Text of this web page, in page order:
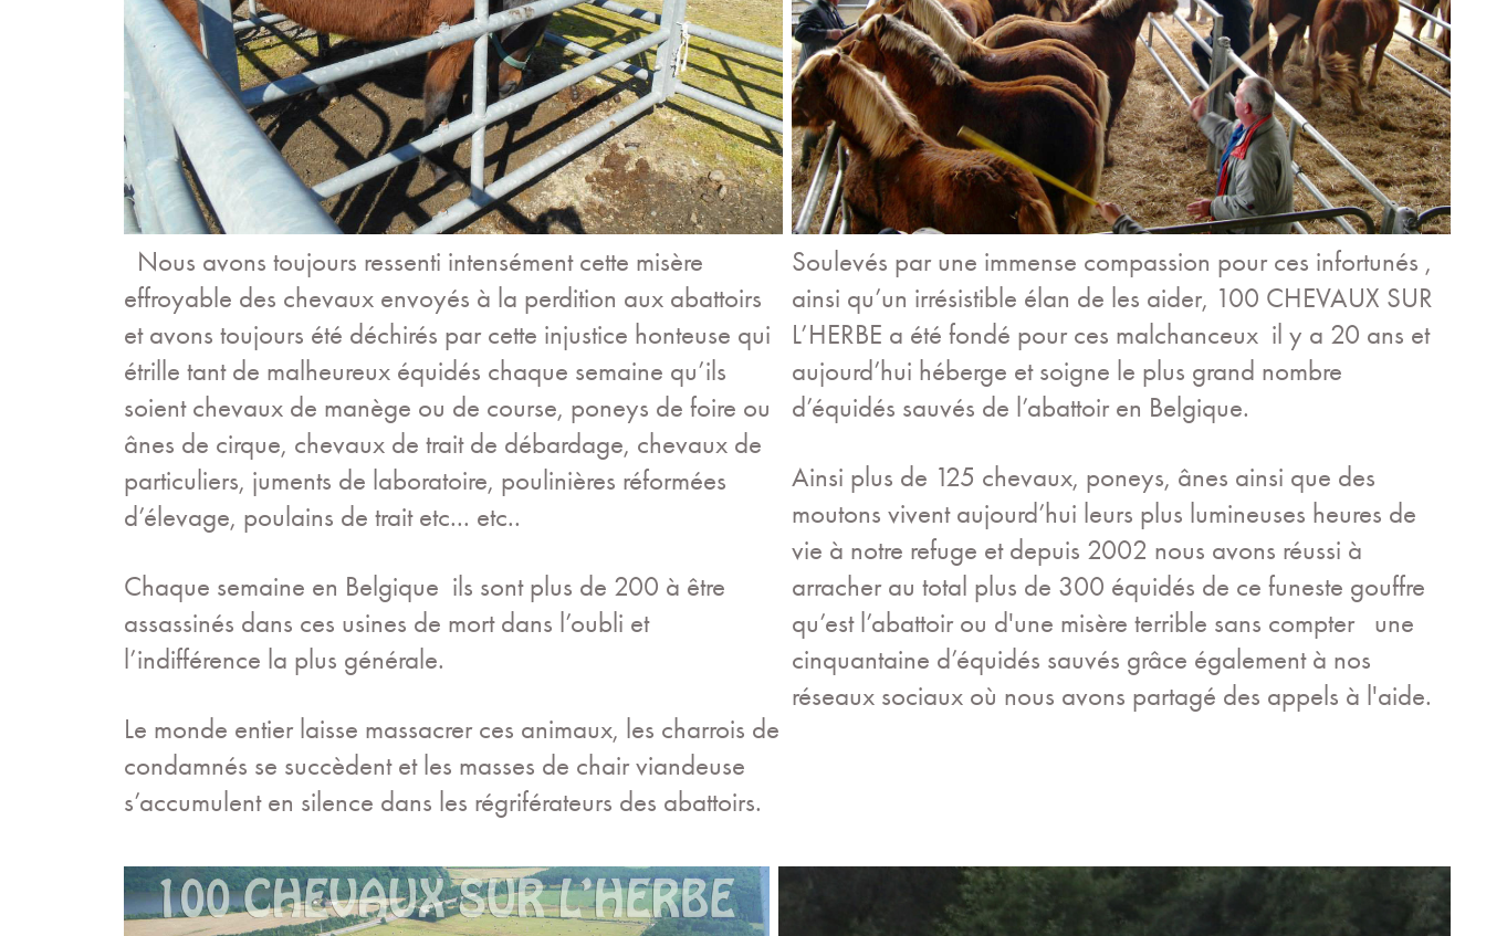
Nous avons toujours ressenti intensément cette misère
effroyable des chevaux envoyés à la perdition aux abattoirs
et avons toujours été déchirés par cette injustice honteuse qui
étrille tant de malheureux équidés chaque semaine qu’ils
soient chevaux de manège ou de course, poneys de foire ou
ânes de cirque, chevaux de trait de débardage, chevaux de
particuliers, juments de laboratoire, poulinières réformées
d’élevage, poulains de trait etc... etc..
Chaque semaine en Belgique ils sont plus de 200 à être
assassinés dans ces usines de mort dans l’oubli et
l’indifférence la plus générale.
Le monde entier laisse massacrer ces animaux, les charrois de
condamnés se succèdent et les masses de chair viandeuse
s’accumulent en silence dans les régriférateurs des abattoirs.
Soulevés par une immense compassion pour ces infortunés ,
ainsi qu’un irrésistible élan de les aider, 100 CHEVAUX SUR
L’HERBE a été fondé pour ces malchanceux il y a 20 ans et
aujourd’hui héberge et soigne le plus grand nombre
d’équidés sauvés de l’abattoir en Belgique.
Ainsi plus de 125 chevaux, poneys, ânes ainsi que des
moutons vivent aujourd’hui leurs plus lumineuses heures de
vie à notre refuge et depuis 2002 nous avons réussi à
arracher au total plus de 300 équidés de ce funeste gouffre
qu’est l’abattoir ou d'une misère terrible sans compter une
cinquantaine d’équidés sauvés grâce également à nos
réseaux sociaux où nous avons partagé des appels à l'aide.